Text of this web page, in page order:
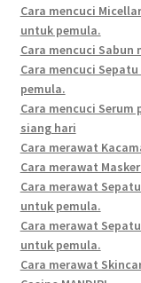
Cara mencuci
untuk pemula.
Cara mencuci
Cara mencuci
pemula.
Cara mencuci
siang hari
Cara merawat
Cara merawat
Cara merawat
untuk pemula.
Cara merawat
untuk pemula.
Cara merawat